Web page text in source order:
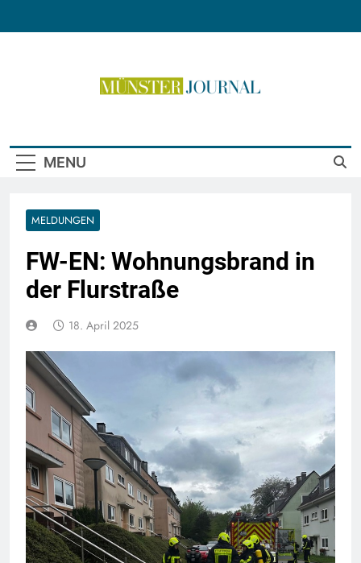
MENU
MELDUNGEN
FW-EN: Wohnungsbrand in
der Flurstraße
18. April 2025